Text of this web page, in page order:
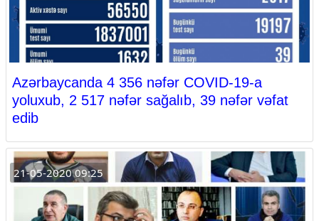
Azərbaycanda 4 356 nəfər COVID-19-a
yoluxub, 2 517 nəfər sağalıb, 39 nəfər vəfat
edib
21-05-2020 09:25